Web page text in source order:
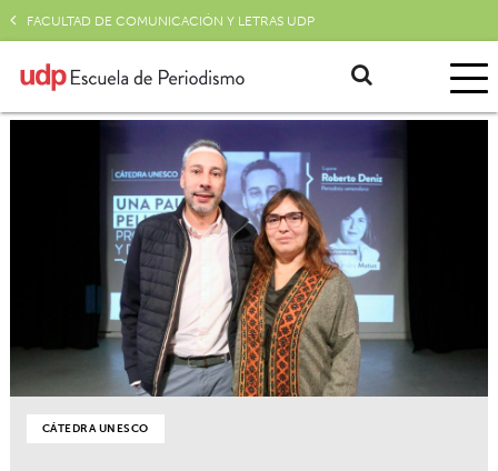
FACULTAD DE COMUNICACIÓN Y LETRAS UDP
CÁTEDRA UNESCO